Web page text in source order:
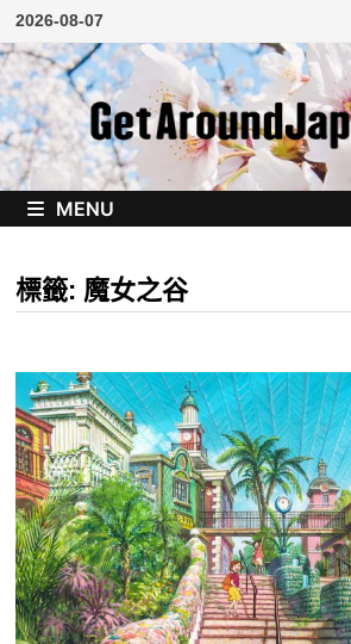
Skip
to
content
2026-08-07
MENU
標籤: 魔女之谷